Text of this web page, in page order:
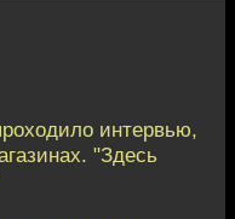
интервью,
"Здесь